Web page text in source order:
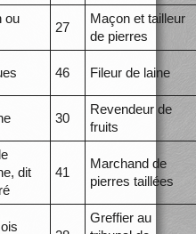
ou
27
Maçon et tailleur
de pierres
46 Fileur de laine
30
Revendeur de
fruits
dit
41
Marchand de
pierres taillées
Greffier au